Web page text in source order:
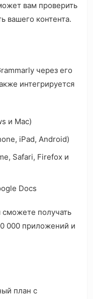
вам проверить
вашего контента.
через его
интегрируется
и Mac)
iPad, Android)
Safari, Firefox и
Docs
сможете получать
000 приложений и
план с